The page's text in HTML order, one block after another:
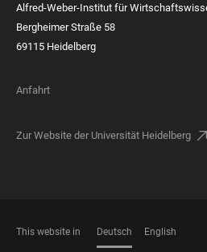
Alfred-Weber-Institut für
Bergheimer Straße 58
69115 Heidelberg
Anfahrt
Zur Website der Universität Heidelberg
This website in Deutsch English